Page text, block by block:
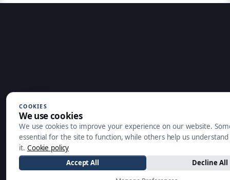
COOKIES
We use cookies
We use cookies to improve your experience on our website.
essential for the site to function, while others help us
it. Cookie policy
Accept All
Decline All